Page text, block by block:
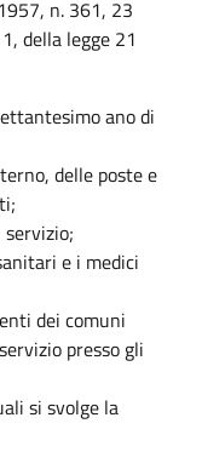
n. 361, 23
della legge 21
ano di
delle poste e
e i medici
dei comuni
presso gli
si svolge la